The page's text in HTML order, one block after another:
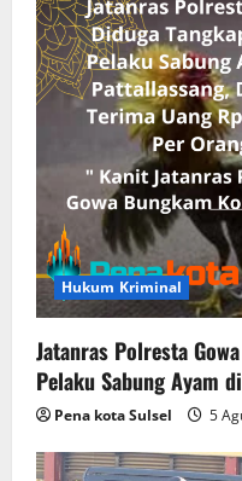
Hukum Kriminal
Jatanras Polresta
Pelaku Sabung Ayam
Pena kota Sulsel 5